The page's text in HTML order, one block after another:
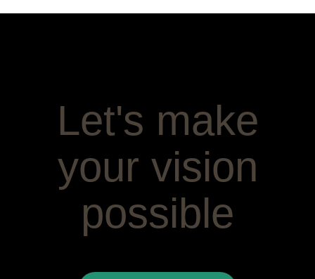
Let's make
your vision
possible